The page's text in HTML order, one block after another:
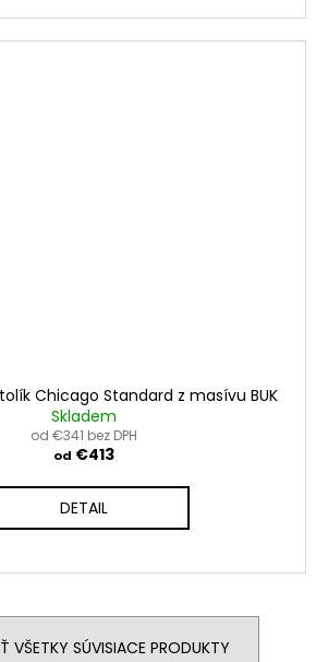
Chicago Standard z masívu BUK
Skladem
od €341 bez DPH
od €413
DETAIL
VŠETKY SÚVISIACE PRODUKTY